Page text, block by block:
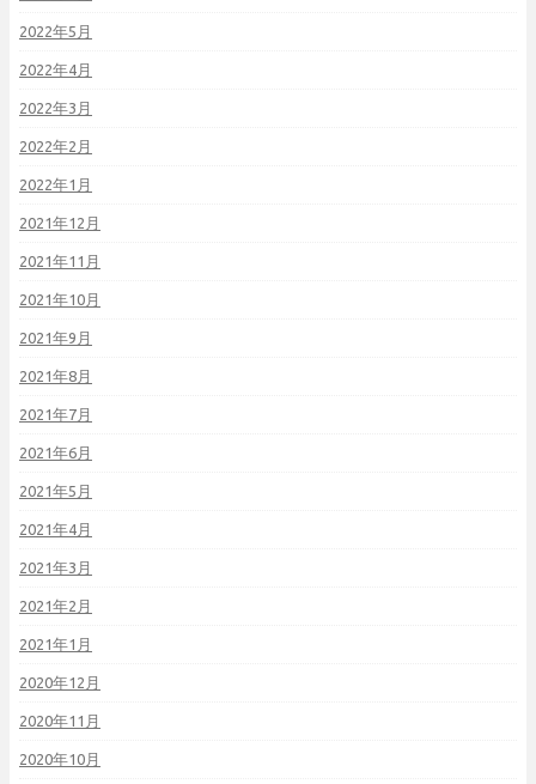
2022年5月
2022年4月
2022年3月
2022年2月
2022年1月
2021年12月
2021年11月
2021年10月
2021年9月
2021年8月
2021年7月
2021年6月
2021年5月
2021年4月
2021年3月
2021年2月
2021年1月
2020年12月
2020年11月
2020年10月